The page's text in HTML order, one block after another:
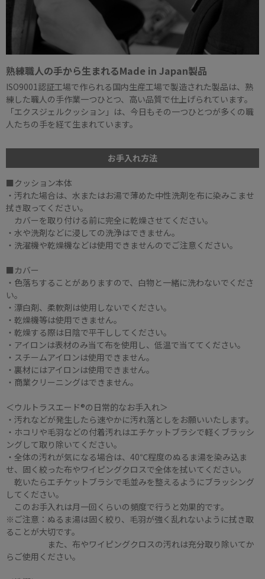
熟練職人の手から生まれるMade in Japan製品
ISO9001認証工場で作られる国内生産工場で製造された製品は、熟
練した職人の手作業一つひとつ、高い品質で仕上げられています。
「エクスジェルクッション」は、今日もその一つひとつが多くの職
人たちの手を経て生まれています。
お手入れ方法
■クッション本体
・汚れた場合は、水またはお湯で薄めた中性洗剤を布に染みこませ
拭き取ってください。
カバーを取り付ける前に完全に乾燥させてください。
・水や洗剤などに浸しての洗浄はできません。
・洗濯機や乾燥機などは使用できませんのでご注意ください。
■カバー
・色落ちすることがありますので、白物と一緒に洗わないでくださ
い。
・漂白剤、柔軟剤は使用しないでください。
・乾燥機等は使用できません。
・乾燥する際は日陰で平干ししてください。
・アイロンは表材のみ当て布を使用し、低温で当ててください。
・スチームアイロンは使用できません。
・裏材にはアイロンは使用できません。
・商業クリーニングはできません。
＜ウルトラスエード®の日常的なお手入れ＞
・汚れなどが発生したら速やかに汚れ落としをお願いいたします。
・ホコリや毛羽などの付着汚れはエチケットブラシで軽くブラッシ
ングして取り除いてください。
・全体の汚れが気になる場合は、40℃程度のぬるま湯を染み込ま
せ、固く絞った布やワイピングクロスで全体を拭いてください。
乾いたらエチケットブラシで毛並みを整えるようにブラッシング
してください。
このお手入れは月一回くらいの頻度で行うと効果的です。
※ご注意：ぬるま湯は固く絞り、毛羽が強く乱れないように拭き取
ることが大切です。
また、布やワイピングクロスの汚れは充分取り除いてか
らご使用ください。